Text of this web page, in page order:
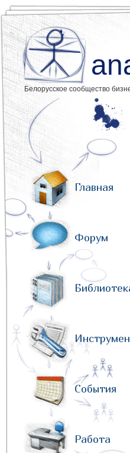
Белорусское сообщество
Главная
Форум
События
Работа